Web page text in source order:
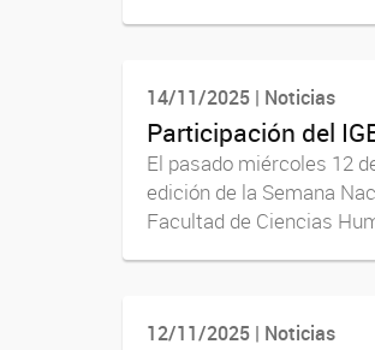
14/11/2025 | Noticias
Participación del
El pasado miércoles 12
edición de la Semana
Facultad de Ciencias
12/11/2025 | Noticias